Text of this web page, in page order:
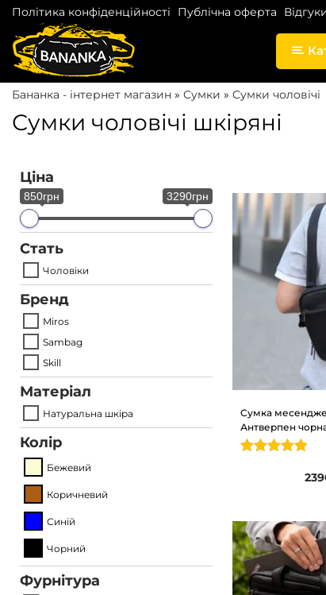
Політика конфіденційності Публічна оферта
S
k
p
S
k
p
Бананка - інтернет магазин » Сумки » Сумки чоловічі
Сумки чоловічі шкіряні
Сумка
Антверпен
Ціна
850грн 3290грн
Стать
Чоловіки
Бренд
Miros
Sambag
Skill
Матеріал
Натуральна шкіра
Колір
Бежевий
Коричневий
Синій
Чорний
Фурнітура